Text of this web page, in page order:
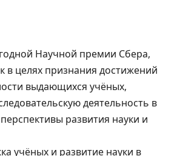
Научной премии Сбера,
целях признания достижений
выдающихся учёных,
деятельность в
развития науки и
учёных и развитие науки в